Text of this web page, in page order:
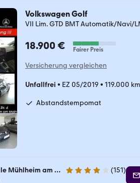
Volkswagen Golf
VII Lim. GTD BMT Automatik/Navi/
18.900 € Fairer Preis
Versicherung vergleichen
Unfallfrei • EZ 05/2019 • 119.000 km
Abstandstempomat
Autohaus Louis-Automobile Mühlheim am Main 4.2 Sterne (151)